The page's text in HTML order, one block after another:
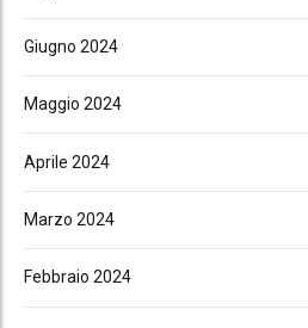
Giugno 2024
Maggio 2024
Aprile 2024
Marzo 2024
Febbraio 2024